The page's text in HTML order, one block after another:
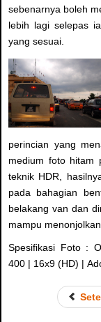
sebenarnya boleh
lebih lagi selepas
yang sesuai.
perincian yang
medium foto hitam
teknik HDR,
pada bahagian
belakang van dan
mampu
Spesifikasi Foto :
400 | 16x9 (HD) |